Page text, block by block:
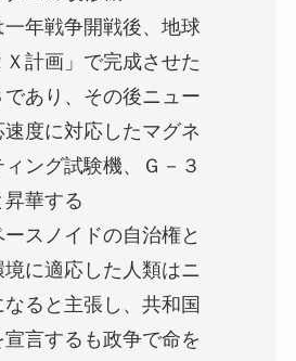
一年戦争開戦後、地球
計画」で完成させた
あり、その後ニュー
度に対応したマグネ
ング試験機、Ｇ－３
華する
ースノイドの自治権と
に適応した人類はニ
なると主張し、共和国
宣言するも政争で命を